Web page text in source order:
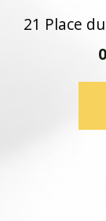
21 Place